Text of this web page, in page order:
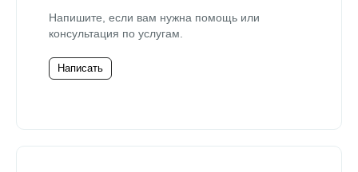
Напишите, если вам нужна помощь или
консультация по услугам.
Написать